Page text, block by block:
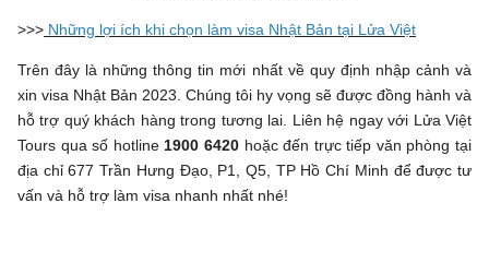
>>> Những lợi ích khi chọn làm visa Nhật Bản tại Lửa Việt
Trên đây là những thông tin mới nhất về quy định nhập cảnh và
xin visa Nhật Bản 2023. Chúng tôi hy vọng sẽ được đồng hành và
hỗ trợ quý khách hàng trong tương lai. Liên hệ ngay với Lửa Việt
Tours qua số hotline 1900 6420hoặc đến trực tiếp văn phòng tại
địa chỉ 677 Trần Hưng Đạo, P1, Q5, TP Hồ Chí Minh để được tư
vấn và hỗ trợ làm visa nhanh nhất nhé!